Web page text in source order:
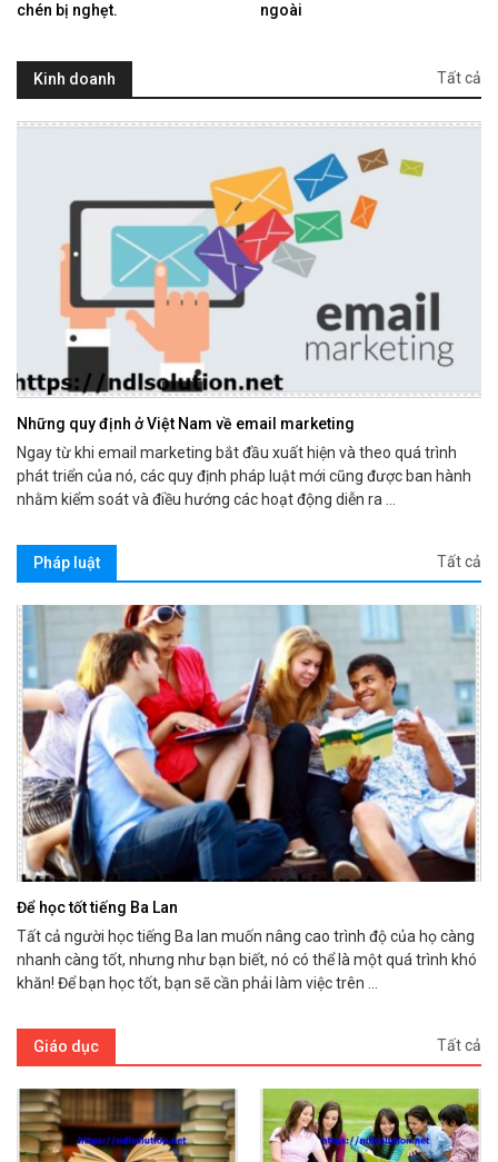
chén bị nghẹt.
ngoài
Kinh doanh Tất cả
​Những quy định ở Việt Nam về email marketing
Ngay từ khi email marketing bắt đầu xuất hiện và theo quá trình
phát triển của nó, các quy định pháp luật mới cũng được ban hành
nhằm kiểm soát và điều hướng các hoạt động diễn ra ...
Pháp luật Tất cả
Để học tốt tiếng Ba Lan
Tất cả người học tiếng Ba lan muốn nâng cao trình độ của họ càng
nhanh càng tốt, nhưng như bạn biết, nó có thể là một quá trình khó
khăn! Để bạn học tốt, bạn sẽ cần phải làm việc trên ...
Giáo dục Tất cả